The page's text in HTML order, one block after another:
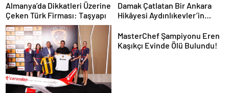
Geldi
Almanya’da Dikkatleri Üzerine
Çeken Türk Firması: Taşyapı
Damak Çatlatan Bir Ankara
Hikâyesi Aydınlıkevler’in
MasterChef Şampiyonu Eren
Kaşıkçı Evinde Ölü Bulundu!